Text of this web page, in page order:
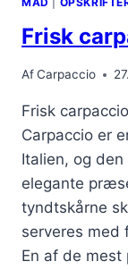
Frisk
AfCarpaccio
Frisk
Carpaccio er
Italien, og
elegante
tyndtskårne
serveres med
En af de